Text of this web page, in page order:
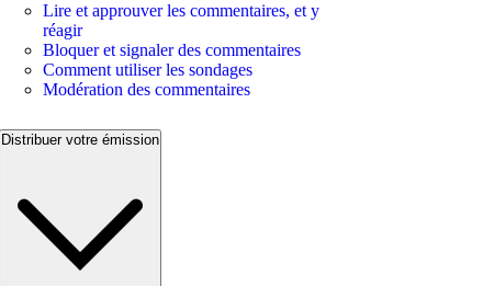
Lire et approuver les commentaires, et y
réagir
Bloquer et signaler des commentaires
Comment utiliser les sondages
Modération des commentaires
Distribuer votre émission